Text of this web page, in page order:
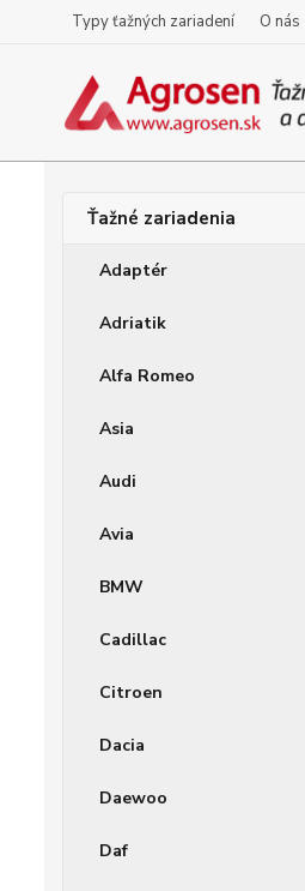
Typy ťažných zariadení O nás
Ťažné zariadenia
Adaptér
Adriatik
Alfa Romeo
Asia
Audi
Avia
BMW
Cadillac
Citroen
Dacia
Daewoo
Daf